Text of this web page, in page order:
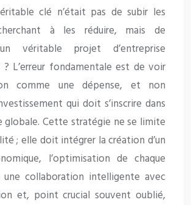
clé n’était pas de subir les
à les réduire, mais de
véritable projet d’entreprise
L’erreur fondamentale est de voir
comme une dépense, et non
qui doit s’inscrire dans
globale. Cette stratégie ne se limite
; elle doit intégrer la création d’un
l’optimisation de chaque
une collaboration intelligente avec
et, point crucial souvent oublié,